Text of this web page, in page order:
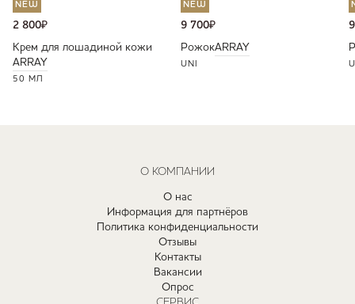
NEW
2 800₽
Крем для лошадиной кожи
ARRAY
50 МЛ
NEW
9 700₽
РожокARRAY
UNI
О КОМПАНИИ
О нас
Информация для партнёров
Политика конфиденциальности
Отзывы
Контакты
Вакансии
Опрос